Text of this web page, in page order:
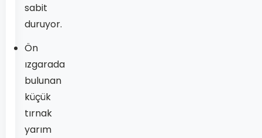
sabit
duruyor.
Ön
ızgarada
bulunan
küçük
tırnak
yarım